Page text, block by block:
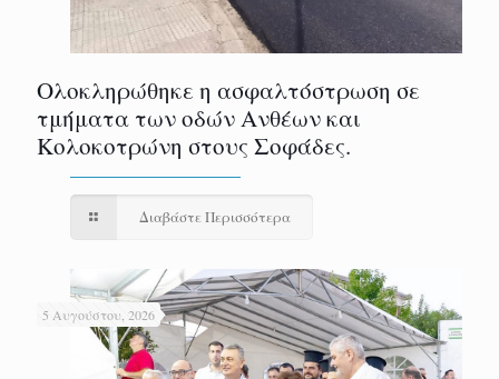
Ολοκληρώθηκε η ασφαλτόστρωση σε
τμήματα των οδών Ανθέων και
Κολοκοτρώνη στους Σοφάδες.
Διαβάστε Περισσότερα
5 Αυγούστου, 2026